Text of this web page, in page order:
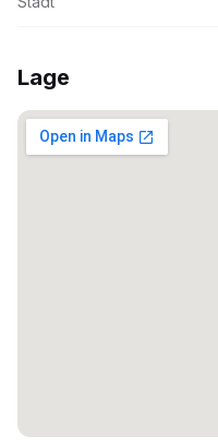
Lage